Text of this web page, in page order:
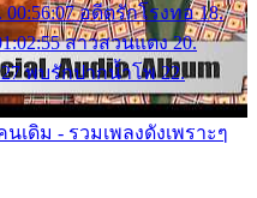
อดีตรักโรงทอ 18.
สาวสวนแตง 20.
พบรักปากน้ำโพ 22.
ดิม - รวมเพลงดังเพราะๆ